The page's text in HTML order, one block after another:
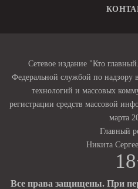
Сетевое издание "Кто
Федеральной службой по надзору
технологий и массовых
регистрации средств массовой
марта
Главный
Никита
Все права защищены. При